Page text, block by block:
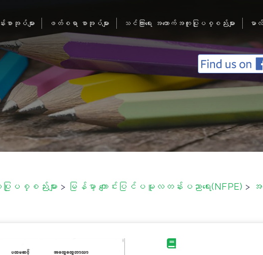
စာအုပ်များ ဖတ်စရာ စာအုပ်များ သင်ကြားရေး အထောက်အကူပြုပစ္စည်းများ မ
ြုပစ္စည်းများ > မြန်မာ့ ကျောင်းပြင်ပမူလတန်းပညာရေး(NFPE) >